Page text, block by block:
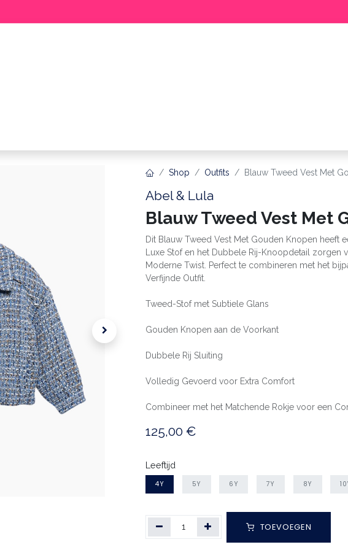
Shop Outfits Blauw Tweed Vest Met
Abel & Lula
Blauw Tweed Vest Met
Dit Blauw Tweed Vest Met Gouden Knopen heeft
Luxe Stof en het Dubbele Rij-Knoopdetail zorgen
Moderne Twist. Perfect te combineren met het
Verfijnde Outfit.
Tweed-Stof met Subtiele Glans
Gouden Knopen aan de Voorkant
Dubbele Rij Sluiting
Volledig Gevoerd voor Extra Comfort
Combineer met het Matchende Rokje voor een
125,00 €
Leeftijd
4Y 5Y 6Y 7Y 8Y
TOEVOEGEN